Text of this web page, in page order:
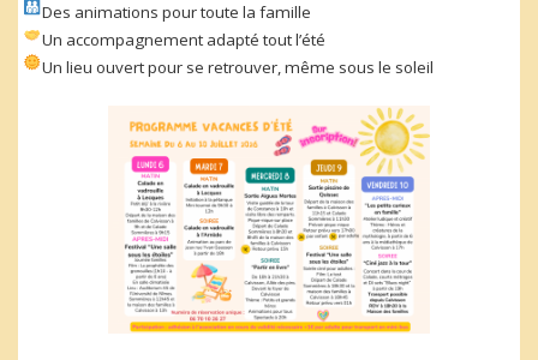
Des animations pour toute la famille
Un accompagnement adapté tout l’été
Un lieu ouvert pour se retrouver, même sous le soleil